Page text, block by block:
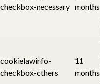
checkbox-necessary months
cookielawinfo-
checkbox-others
11
months